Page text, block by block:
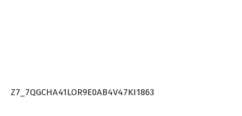
Z7_7QGCHA41LOR9E0AB4V47KI1863